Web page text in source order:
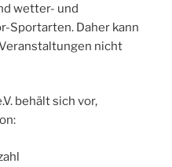
wetter- und
Sportarten. Daher kann
nicht
behält sich vor,